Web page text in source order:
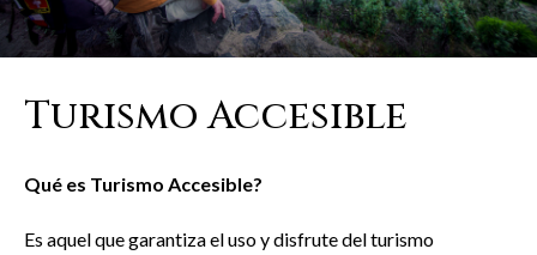
Turismo Accesible
Qué es Turismo Accesible?
Es aquel que garantiza el uso y disfrute del turismo